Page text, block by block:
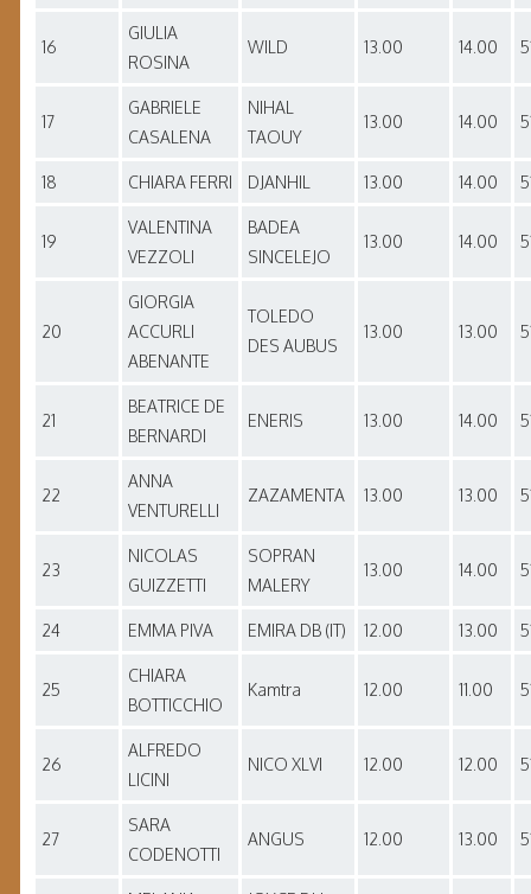
16
GIULIA
ROSINA
WILD 13.00 14.00
17
GABRIELE
CASALENA
NIHAL
TAOUY
13.00 14.00
18 CHIARA FERRI DJANHIL 13.00 14.00
19
VALENTINA
VEZZOLI
BADEA
SINCELEJO
13.00 14.00
20
GIORGIA
ACCURLI
ABENANTE
TOLEDO
DES AUBUS
13.00 13.00
21
BEATRICE DE
BERNARDI
ENERIS 13.00 14.00
22
ANNA
VENTURELLI
ZAZAMENTA 13.00 13.00
23
NICOLAS
GUIZZETTI
SOPRAN
MALERY
13.00 14.00
24 EMMA PIVA EMIRA DB (IT) 12.00 13.00
25
CHIARA
BOTTICCHIO
Kamtra 12.00 11.00
26
ALFREDO
LICINI
NICO XLVI 12.00 12.00
27
SARA
CODENOTTI
ANGUS 12.00 13.00